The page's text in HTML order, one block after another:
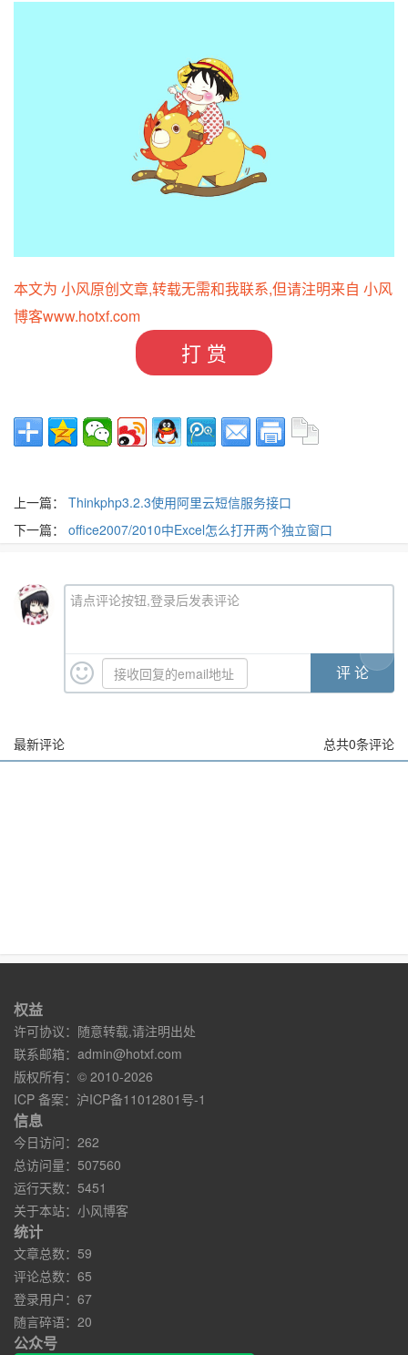
本文为 小风原创文章,转载无需和我联系,但请注明来自 小风
博客www.hotxf.com
打 赏
上一篇： Thinkphp3.2.3使用阿里云短信服务接口
下一篇： office2007/2010中Excel怎么打开两个独立窗口
请点评论按钮,登录后发表评论
最新评论 总共0条评论
权益
许可协议：随意转载,请注明出处
联系邮箱： admin@hotxf.com
版权所有：© 2010-2026
ICP 备案： 沪ICP备11012801号-1
信息
今日访问：262
总访问量：507560
运行天数：5451
关于本站： 小风博客
统计
文章总数：59
评论总数：65
登录用户：67
随言碎语：20
公众号